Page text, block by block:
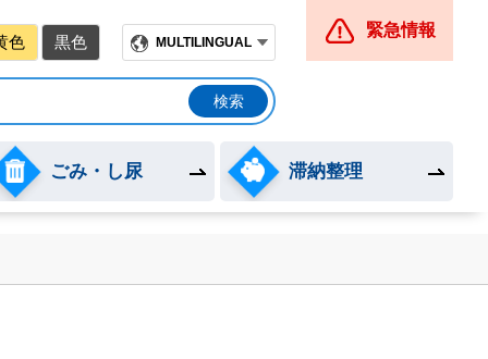
色 黒色 MULTILINGUAL
緊急情報
ごみ・し尿 滞納整理